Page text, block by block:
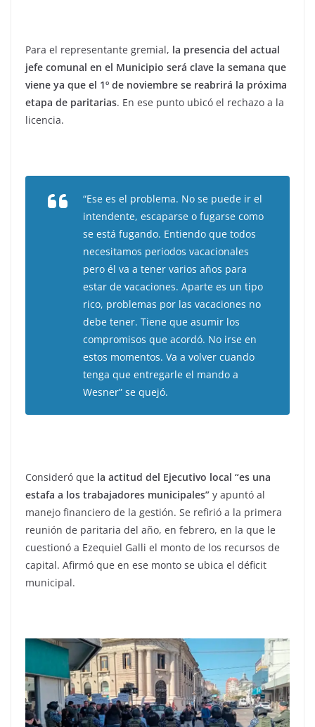
Para el representante gremial, la presencia del actual
jefe comunal en el Municipio será clave la semana que
viene ya que el 1º de noviembre se reabrirá la próxima
etapa de paritarias. En ese punto ubicó el rechazo a la
licencia.
“Ese es el problema. No se puede ir el
intendente, escaparse o fugarse como
se está fugando. Entiendo que todos
necesitamos periodos vacacionales
pero él va a tener varios años para
estar de vacaciones. Aparte es un tipo
rico, problemas por las vacaciones no
debe tener. Tiene que asumir los
compromisos que acordó. No irse en
estos momentos. Va a volver cuando
tenga que entregarle el mando a
Wesner” se quejó.
Consideró que la actitud del Ejecutivo local “es una
estafa a los trabajadores municipales” y apuntó al
manejo financiero de la gestión. Se refirió a la primera
reunión de paritaria del año, en febrero, en la que le
cuestionó a Ezequiel Galli el monto de los recursos de
capital. Afirmó que en ese monto se ubica el déficit
municipal.